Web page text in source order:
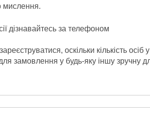
мислення.
дізнавайтесь за телефоном
оскільки кількість осіб
замовлення у будь-яку іншу зручну